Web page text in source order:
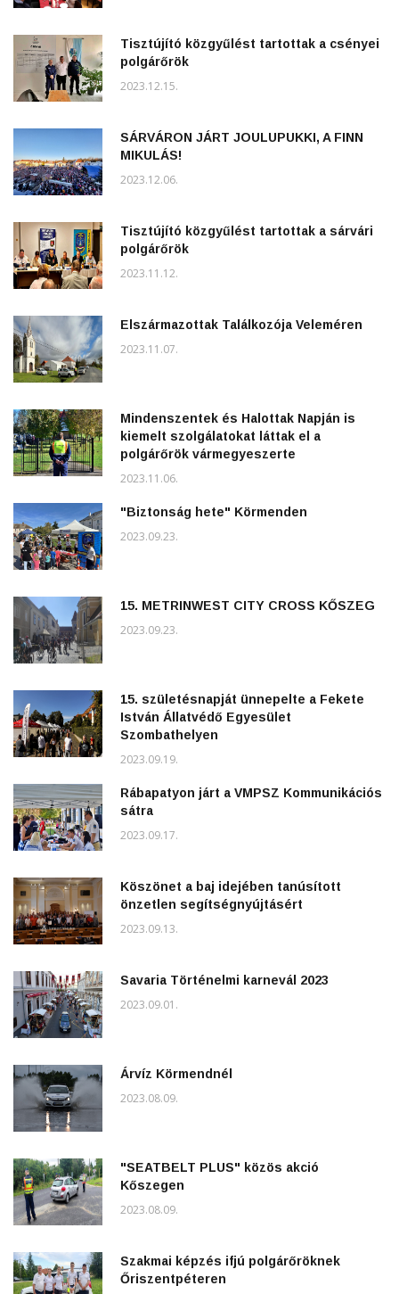
Tisztújító közgyűlést tartottak a csényei
polgárőrök
2023.12.15.
SÁRVÁRON JÁRT JOULUPUKKI, A FINN
MIKULÁS!
2023.12.06.
Tisztújító közgyűlést tartottak a sárvári
polgárőrök
2023.11.12.
Elszármazottak Találkozója Veleméren
2023.11.07.
Mindenszentek és Halottak Napján is
kiemelt szolgálatokat láttak el a
polgárőrök vármegyeszerte
2023.11.06.
"Biztonság hete" Körmenden
2023.09.23.
15. METRINWEST CITY CROSS KŐSZEG
2023.09.23.
15. születésnapját ünnepelte a Fekete
István Állatvédő Egyesület
Szombathelyen
2023.09.19.
Rábapatyon járt a VMPSZ Kommunikációs
sátra
2023.09.17.
Köszönet a baj idejében tanúsított
önzetlen segítségnyújtásért
2023.09.13.
Savaria Történelmi karnevál 2023
2023.09.01.
Árvíz Körmendnél
2023.08.09.
"SEATBELT PLUS" közös akció
Kőszegen
2023.08.09.
Szakmai képzés ifjú polgárőröknek
Őriszentpéteren